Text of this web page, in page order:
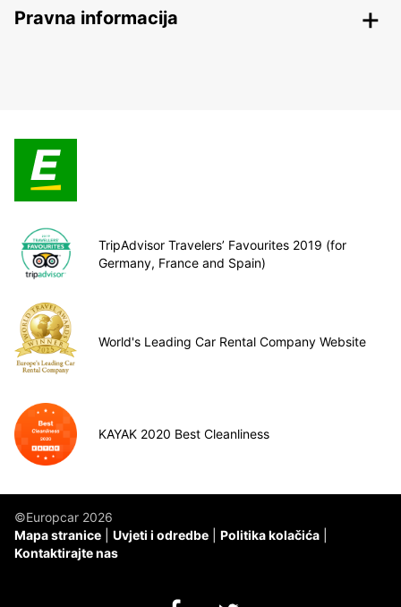
Pravna informacija
TripAdvisor Travelers’ Favourites 2019 (for
Germany, France and Spain)
World's Leading Car Rental Company Website
KAYAK 2020 Best Cleanliness
©Europcar 2026
Mapa stranice
Uvjeti i odredbe
Politika kolačića
Kontaktirajte nas